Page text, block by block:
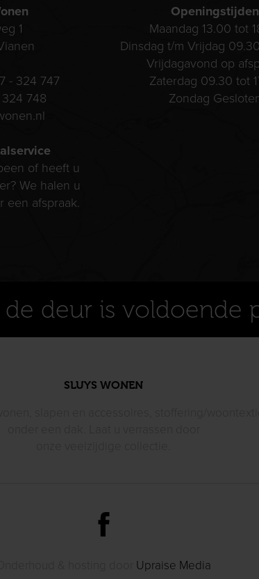
1
- 324 747
748
of heeft u
We halen u
een afspraak.
Openingstijden
Maandag 13.00 tot
Dinsdag t/m Vrijdag
Vrijdagavond op
Zaterdag 09.30 tot
Zondag
deur is voldoende
SLUYS WONEN
Upraise Media